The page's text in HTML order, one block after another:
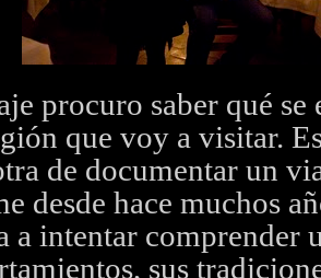
procuro saber qué se
que voy a visitar.
de documentar un
desde hace muchos
a intentar comprender
sus